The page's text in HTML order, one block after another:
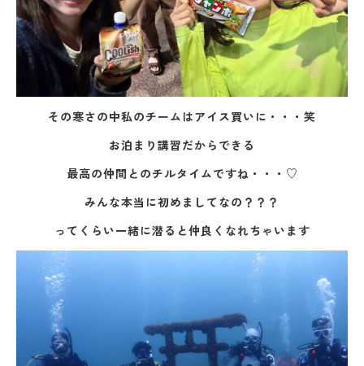
その寒さの中私のチームはアイス買いに・・・笑
お泊まり講習だからできる
最高の仲間とのチルタイムですね・・・♡
みんな本当に初めましてなの？？？
ってくらい一緒に潜ると仲良くなれちゃいます